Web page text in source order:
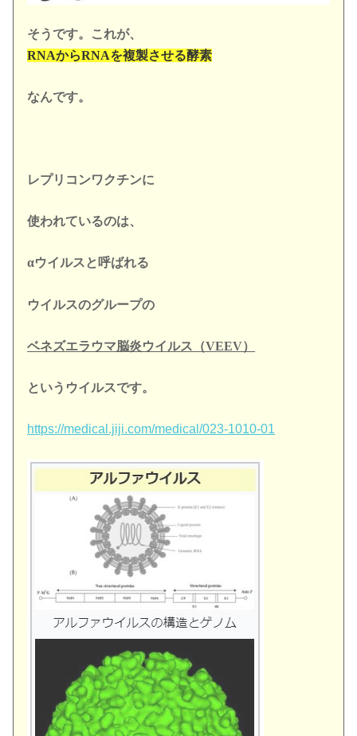
そうです。これが、
RNAからRNAを複製させる酵素
なんです。
レプリコンワクチンに
使われているのは、
αウイルスと呼ばれる
ウイルスのグループの
ベネズエラウマ脳炎ウイルス（VEEV）
という ウイルスです。
https://medical.jiji.com/medical/023-1010-01